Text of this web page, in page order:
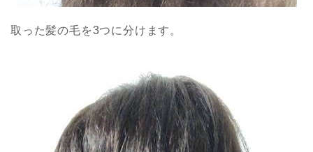
取った髪の毛を3つに分けます。